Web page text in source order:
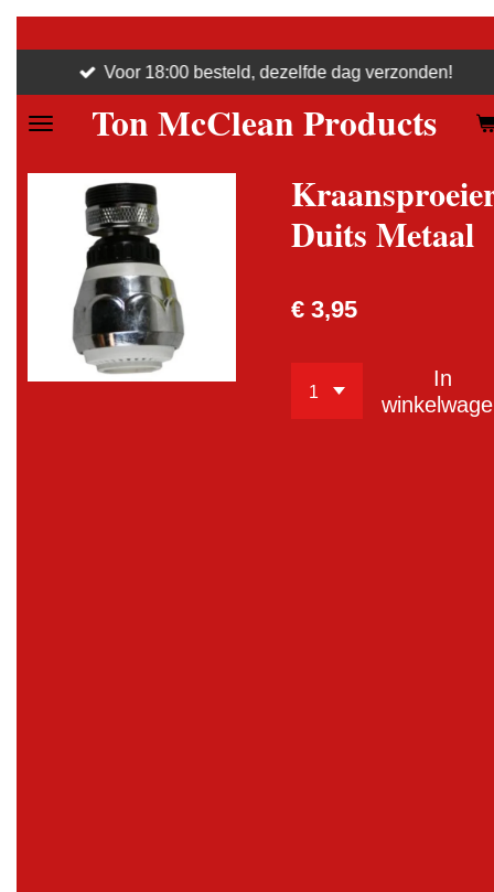
naar
de
Ton McClean Products
Voor 18:00 besteld, dezelfde dag verzonden!
Duits Metaal
€ 3,95
In